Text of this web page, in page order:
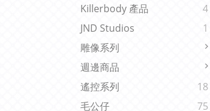
Killerbody 產品
4
JND Studios
1
雕像系列
週邊商品
遙控系列
18
毛公仔
75